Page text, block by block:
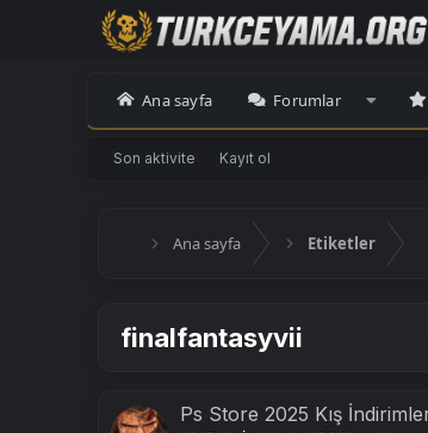
Ana sayfa Forumlar
Son aktivite Kayıt ol
Ana sayfa Etiketler
finalfantasyvii
Ps Store 2025 Kış